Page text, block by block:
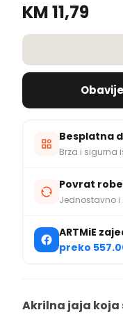
KM 11,79
Besplatna
Brza i sigurna
Povrat
Jednostavno i
ARTMiE
preko
Akrilna jaja koja